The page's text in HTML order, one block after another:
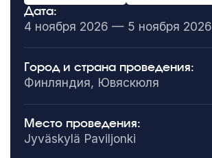
Дата:
4 ноября 2026 — 5 ноября 2026
Город и страна проведения:
Финляндия, Ювяскюля
Место проведения:
Jyväskylä Paviljonki